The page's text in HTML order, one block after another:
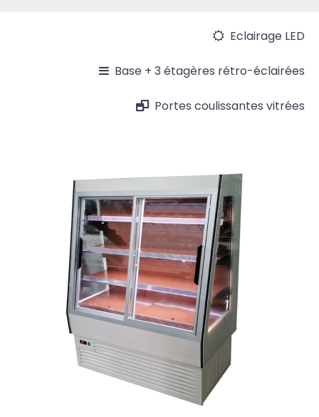
Eclairage LED
Base + 3 étagères rétro-éclairées
Portes coulissantes vitrées